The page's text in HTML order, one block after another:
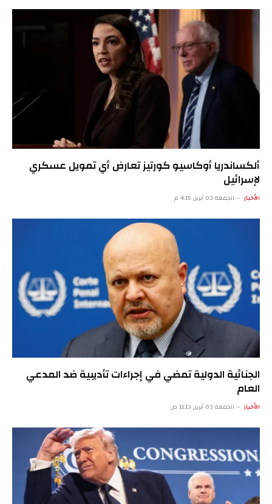
ألكساندريا أوكاسيو كورتيز تعارض أي تمويل عسكري
لإسرائيل
الأخبار الجمعة 03 أبريل 4:15 م
الجنائية الدولية تمضي في إجراءات تأديبية ضد المدعي
العام
الأخبار الجمعة 03 أبريل 11:13 ص